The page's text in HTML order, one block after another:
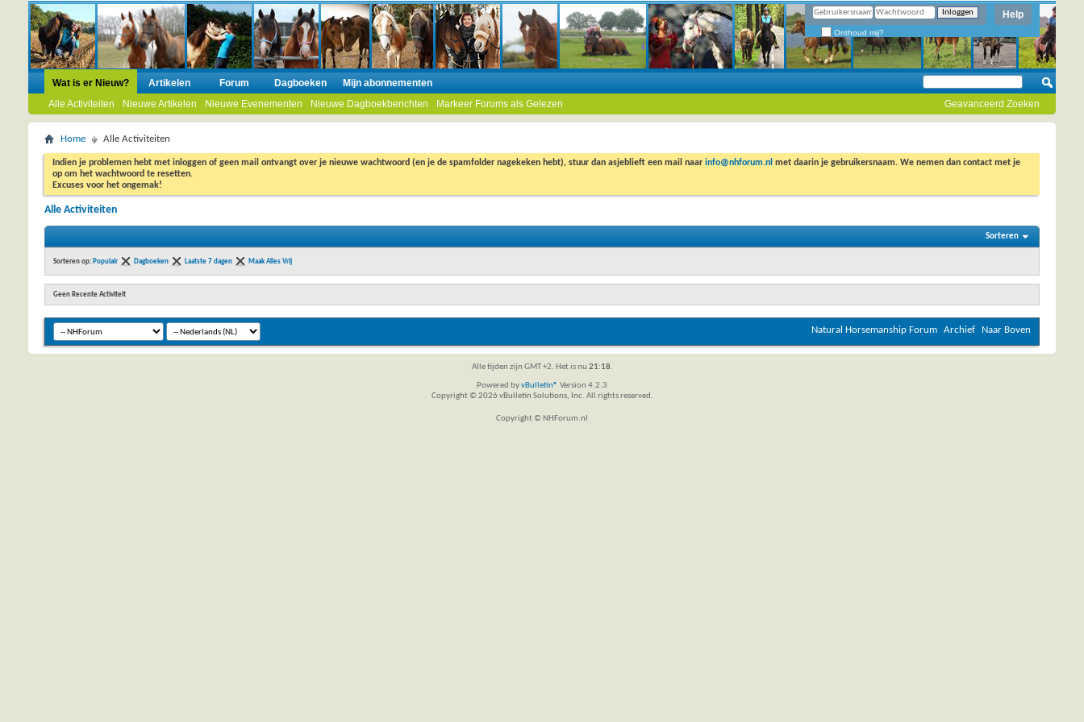
Help
Onthoud mij?
Wat is er Nieuw?
Alle Activiteiten
Nieuwe Artikelen Nieuwe Evenementen Nieuwe Dagboekberichten Markeer Forums als Gelezen
Artikelen Forum Dagboeken
Mijn abonnementen
Geavanceerd Zoeken
Home Alle Activiteiten
Indien je problemen hebt met inloggen of geen mail ontvangt over je nieuwe wachtwoord (en je de spamfolder nagekeken hebt), stuur dan asjeblieft een mail naar info@nhforum.nl met daarin je gebruikersnaam. We nemen dan contact met je
op om het wachtwoord te resetten.
Excuses voor het ongemak!
Alle Activiteiten
Sorteren
Sorteren op: Populair Dagboeken Laatste 7 dagen Maak Alles Vrij
Geen Recente Activiteit
Natural Horsemanship Forum Archief Naar Boven
Alle tijden zijn GMT +2. Het is nu 21:18.
Powered byvBulletin® Version 4.2.3
Copyright © 2026 vBulletin Solutions, Inc. All rights reserved.
Copyright © NHForum.nl